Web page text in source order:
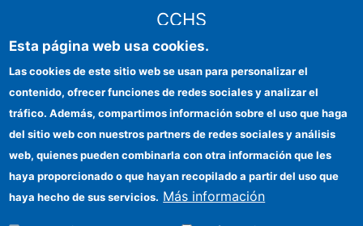
CCHS
Institutional identity
FEDER funds
Funding entities
Contact
Esta página web usa cookies.
Las cookies de este sitio web se usan para personalizar el
contenido, ofrecer funciones de redes sociales y analizar el
tráfico. Además, compartimos información sobre el uso que haga
del sitio web con nuestros partners de redes sociales y análisis
web, quienes pueden combinarla con otra información que les
haya proporcionado o que hayan recopilado a partir del uso que
haya hecho de sus servicios. Más información